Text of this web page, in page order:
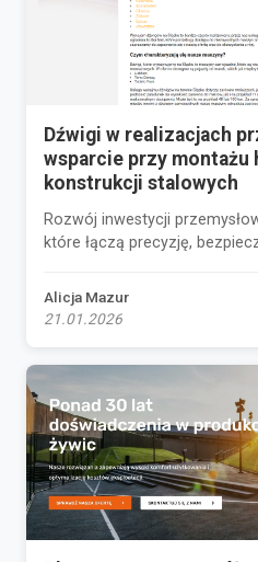
Dźwigi w realizacjach
wsparcie przy montażu
konstrukcji stalowych
Rozwój inwestycji
które łączą precyzję,
Alicja Mazur
21.01.2026